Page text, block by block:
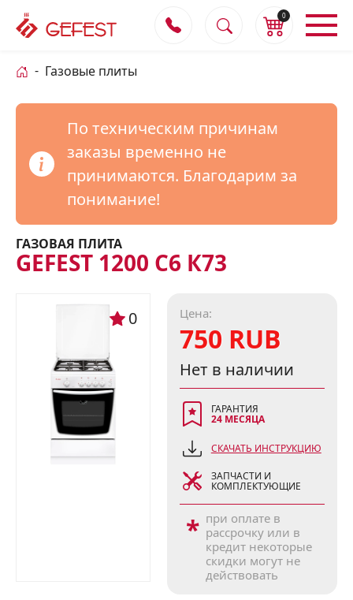
0
Газовые плиты
По техническим причинам
заказы временно не
принимаются. Благодарим за
понимание!
ГАЗОВАЯ ПЛИТА
GEFEST 1200 С6 К73
0 Цена:
750 RUB
Нет в наличии
ГАРАНТИЯ
24 МЕСЯЦА
СКАЧАТЬ ИНСТРУКЦИЮ
ЗАПЧАСТИ И
КОМПЛЕКТУЮЩИЕ
* при оплате в
рассрочку или в
кредит некоторые
скидки могут не
действовать